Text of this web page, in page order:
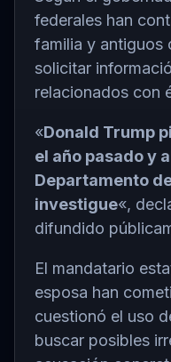
federales han
familia y antiguos
solicitar
relacionados con
«Donald Trump
el año pasado y
Departamento
investigue«,
difundido
El mandatario
esposa han
cuestionó el uso
buscar posibles